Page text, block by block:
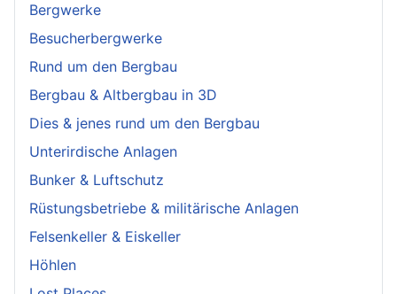
Bergwerke
Besucherbergwerke
Rund um den Bergbau
Bergbau & Altbergbau in 3D
Dies & jenes rund um den Bergbau
Unterirdische Anlagen
Bunker & Luftschutz
Rüstungsbetriebe & militärische Anlagen
Felsenkeller & Eiskeller
Höhlen